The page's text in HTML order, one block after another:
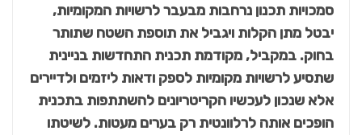
סמכויות תכנון נרחבות מבעבר לרשויות המקומיות,
יבטל מתן הקלות ויגביל את תוספת השטח שתותר
בחוק. במקביל, מקודמת תכנית התחדשות בניינית
שתסיע לרשויות מקומיות לספק ודאות ליזמים ולדיירים
אלא שנכון לעכשיו הקריטריונים להשתתפות בתכנית
הופכים אותה לרלוונטית רק בערים מעטות. לשיטתו